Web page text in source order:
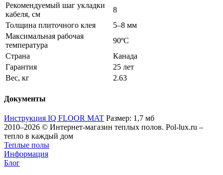
Рекомендуемый шаг укладки
кабеля, см
8
Толщина плиточного клея
5–8 мм
Максимальная рабочая
температура
90ºС
Страна
Канада
Гарантия
25 лет
Вес, кг
2.63
Документы
Инструкция IQ FLOOR MAT Размер: 1,7 мб
2010–2026 © Интернет-магазин теплых полов. Pol-lux.ru –
тепло в каждый дом
Теплые полы
Информация
Блог